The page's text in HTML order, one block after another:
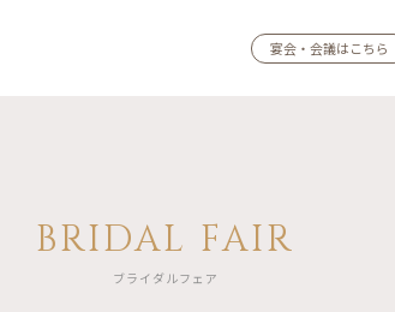
宴会・会議はこちら
BRIDAL FAIR
ブライダルフェア